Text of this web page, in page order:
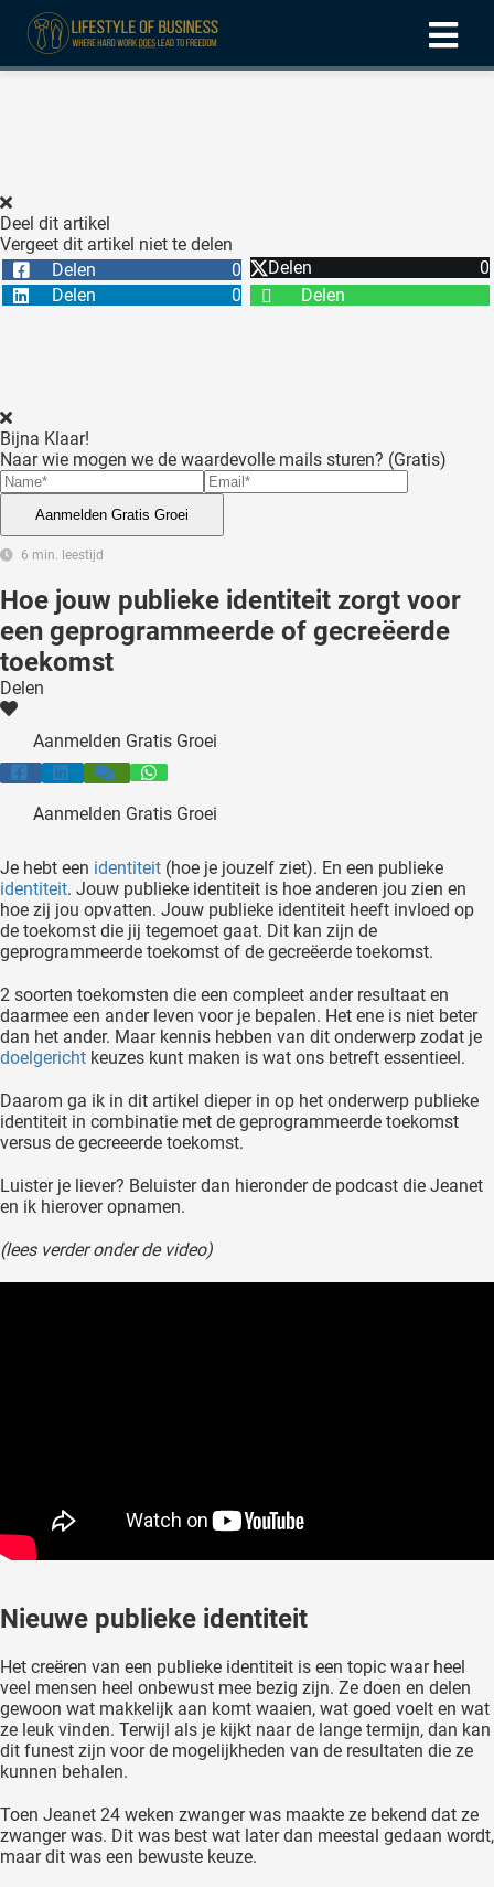
Deel dit artikel
Vergeet dit artikel niet te delen
Delen
0 Delen
0
Delen
0 Delen
Bijna Klaar!
Naar wie mogen we de waardevolle mails sturen? (Gratis)
Aanmelden Gratis Groei
6 min. leestijd
Hoe jouw publieke identiteit zorgt voor
een geprogrammeerde of gecreëerde
toekomst
Delen
Aanmelden Gratis Groei
Aanmelden Gratis Groei
Je hebt een identiteit (hoe je jouzelf ziet). En een publieke
identiteit. Jouw publieke identiteit is hoe anderen jou zien en
hoe zij jou opvatten. Jouw publieke identiteit heeft invloed op
de toekomst die jij tegemoet gaat. Dit kan zijn de
geprogrammeerde toekomst of de gecreëerde toekomst.
2 soorten toekomsten die een compleet ander resultaat en
daarmee een ander leven voor je bepalen. Het ene is niet beter
dan het ander. Maar kennis hebben van dit onderwerp zodat je
doelgericht keuzes kunt maken is wat ons betreft essentieel.
Daarom ga ik in dit artikel dieper in op het onderwerp publieke
identiteit in combinatie met de geprogrammeerde toekomst
versus de gecreeerde toekomst.
Luister je liever? Beluister dan hieronder de podcast die Jeanet
en ik hierover opnamen.
(lees verder onder de video)
Nieuwe publieke identiteit
Het creëren van een publieke identiteit is een topic waar heel
veel mensen heel onbewust mee bezig zijn. Ze doen en delen
gewoon wat makkelijk aan komt waaien, wat goed voelt en wat
ze leuk vinden. Terwijl als je kijkt naar de lange termijn, dan kan
dit funest zijn voor de mogelijkheden van de resultaten die ze
kunnen behalen.
Toen Jeanet 24 weken zwanger was maakte ze bekend dat ze
zwanger was. Dit was best wat later dan meestal gedaan wordt,
maar dit was een bewuste keuze.
en
kan de
niet
om
te
van
te
de
Hierdoor